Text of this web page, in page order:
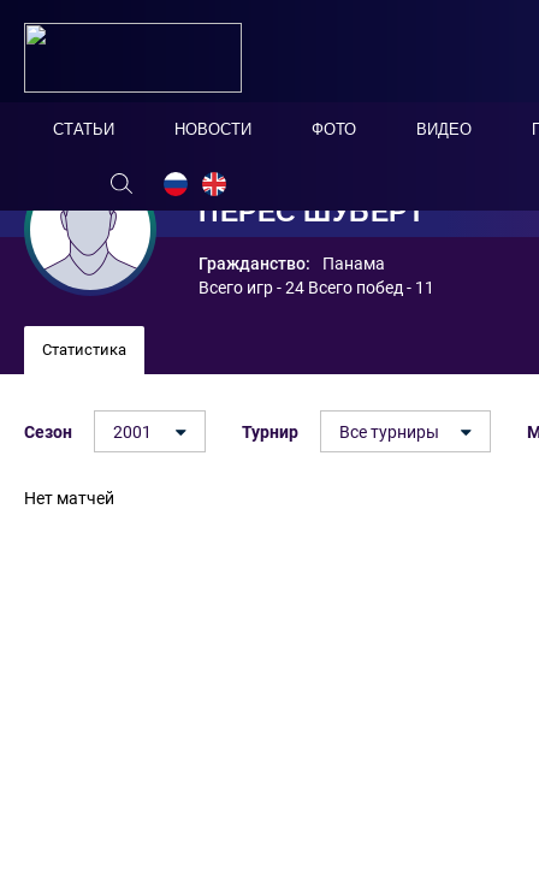
СТАТЬИ НОВОСТИ ФОТО ВИДЕО
ПЕРЕС ШУБЕРТ
Гражданство:
Панама
Всего игр - 24 Всего побед - 11
Статистика
Сезон 2001 Турнир Все турниры
Нет матчей